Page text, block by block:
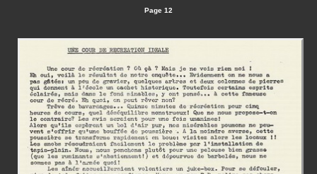
Page 12